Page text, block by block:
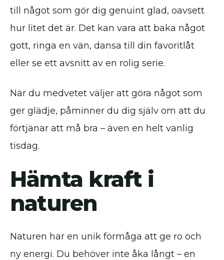
till något som gör dig genuint glad, oavsett
hur litet det är. Det kan vara att baka något
gott, ringa en vän, dansa till din favoritlåt
eller se ett avsnitt av en rolig serie.
När du medvetet väljer att göra något som
ger glädje, påminner du dig själv om att du
förtjänar att må bra – även en helt vanlig
tisdag.
Hämta kraft i
naturen
Naturen har en unik förmåga att ge ro och
ny energi. Du behöver inte åka långt – en